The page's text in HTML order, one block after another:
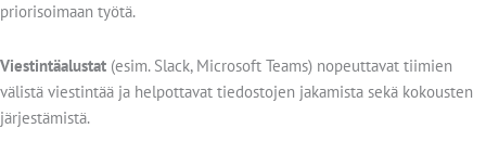
priorisoimaan työtä.
Viestintäalustat (esim. Slack, Microsoft Teams) nopeuttavat tiimien
välistä viestintää ja helpottavat tiedostojen jakamista sekä kokousten
järjestämistä.